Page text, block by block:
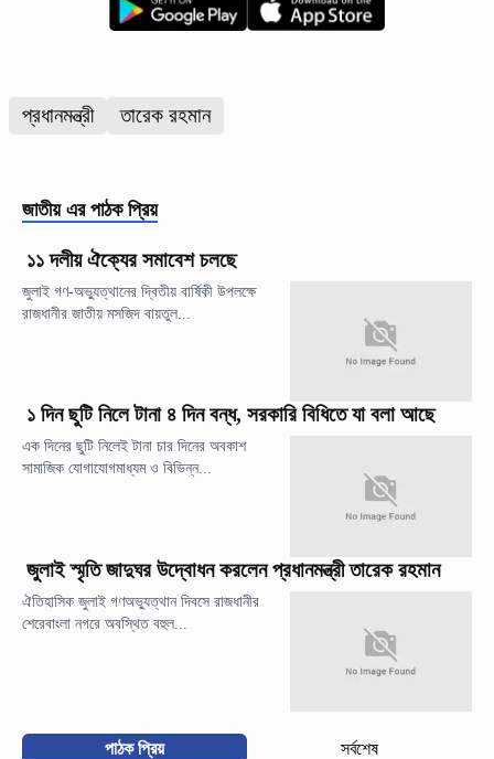
প্রধানমন্ত্রী তারেক রহমান
জাতীয় এর পাঠক প্রিয়
১১ দলীয় ঐক্যের সমাবেশ চলছে
জুলাই গণ-অভ্যুত্থানের দ্বিতীয় বার্ষিকী উপলক্ষে
রাজধানীর জাতীয় মসজিদ বায়তুল...
১ দিন ছুটি নিলে টানা ৪ দিন বন্ধ, সরকারি বিধিতে যা বলা আছে
এক দিনের ছুটি নিলেই টানা চার দিনের অবকাশ
সামাজিক যোগাযোগমাধ্যম ও বিভিন্ন...
জুলাই স্মৃতি জাদুঘর উদ্বোধন করলেন প্রধানমন্ত্রী তারেক রহমান
ঐতিহাসিক জুলাই গণঅভ্যুত্থান দিবসে রাজধানীর
শেরেবাংলা নগরে অবস্থিত বহুল...
পাঠক প্রিয় সর্বশেষ